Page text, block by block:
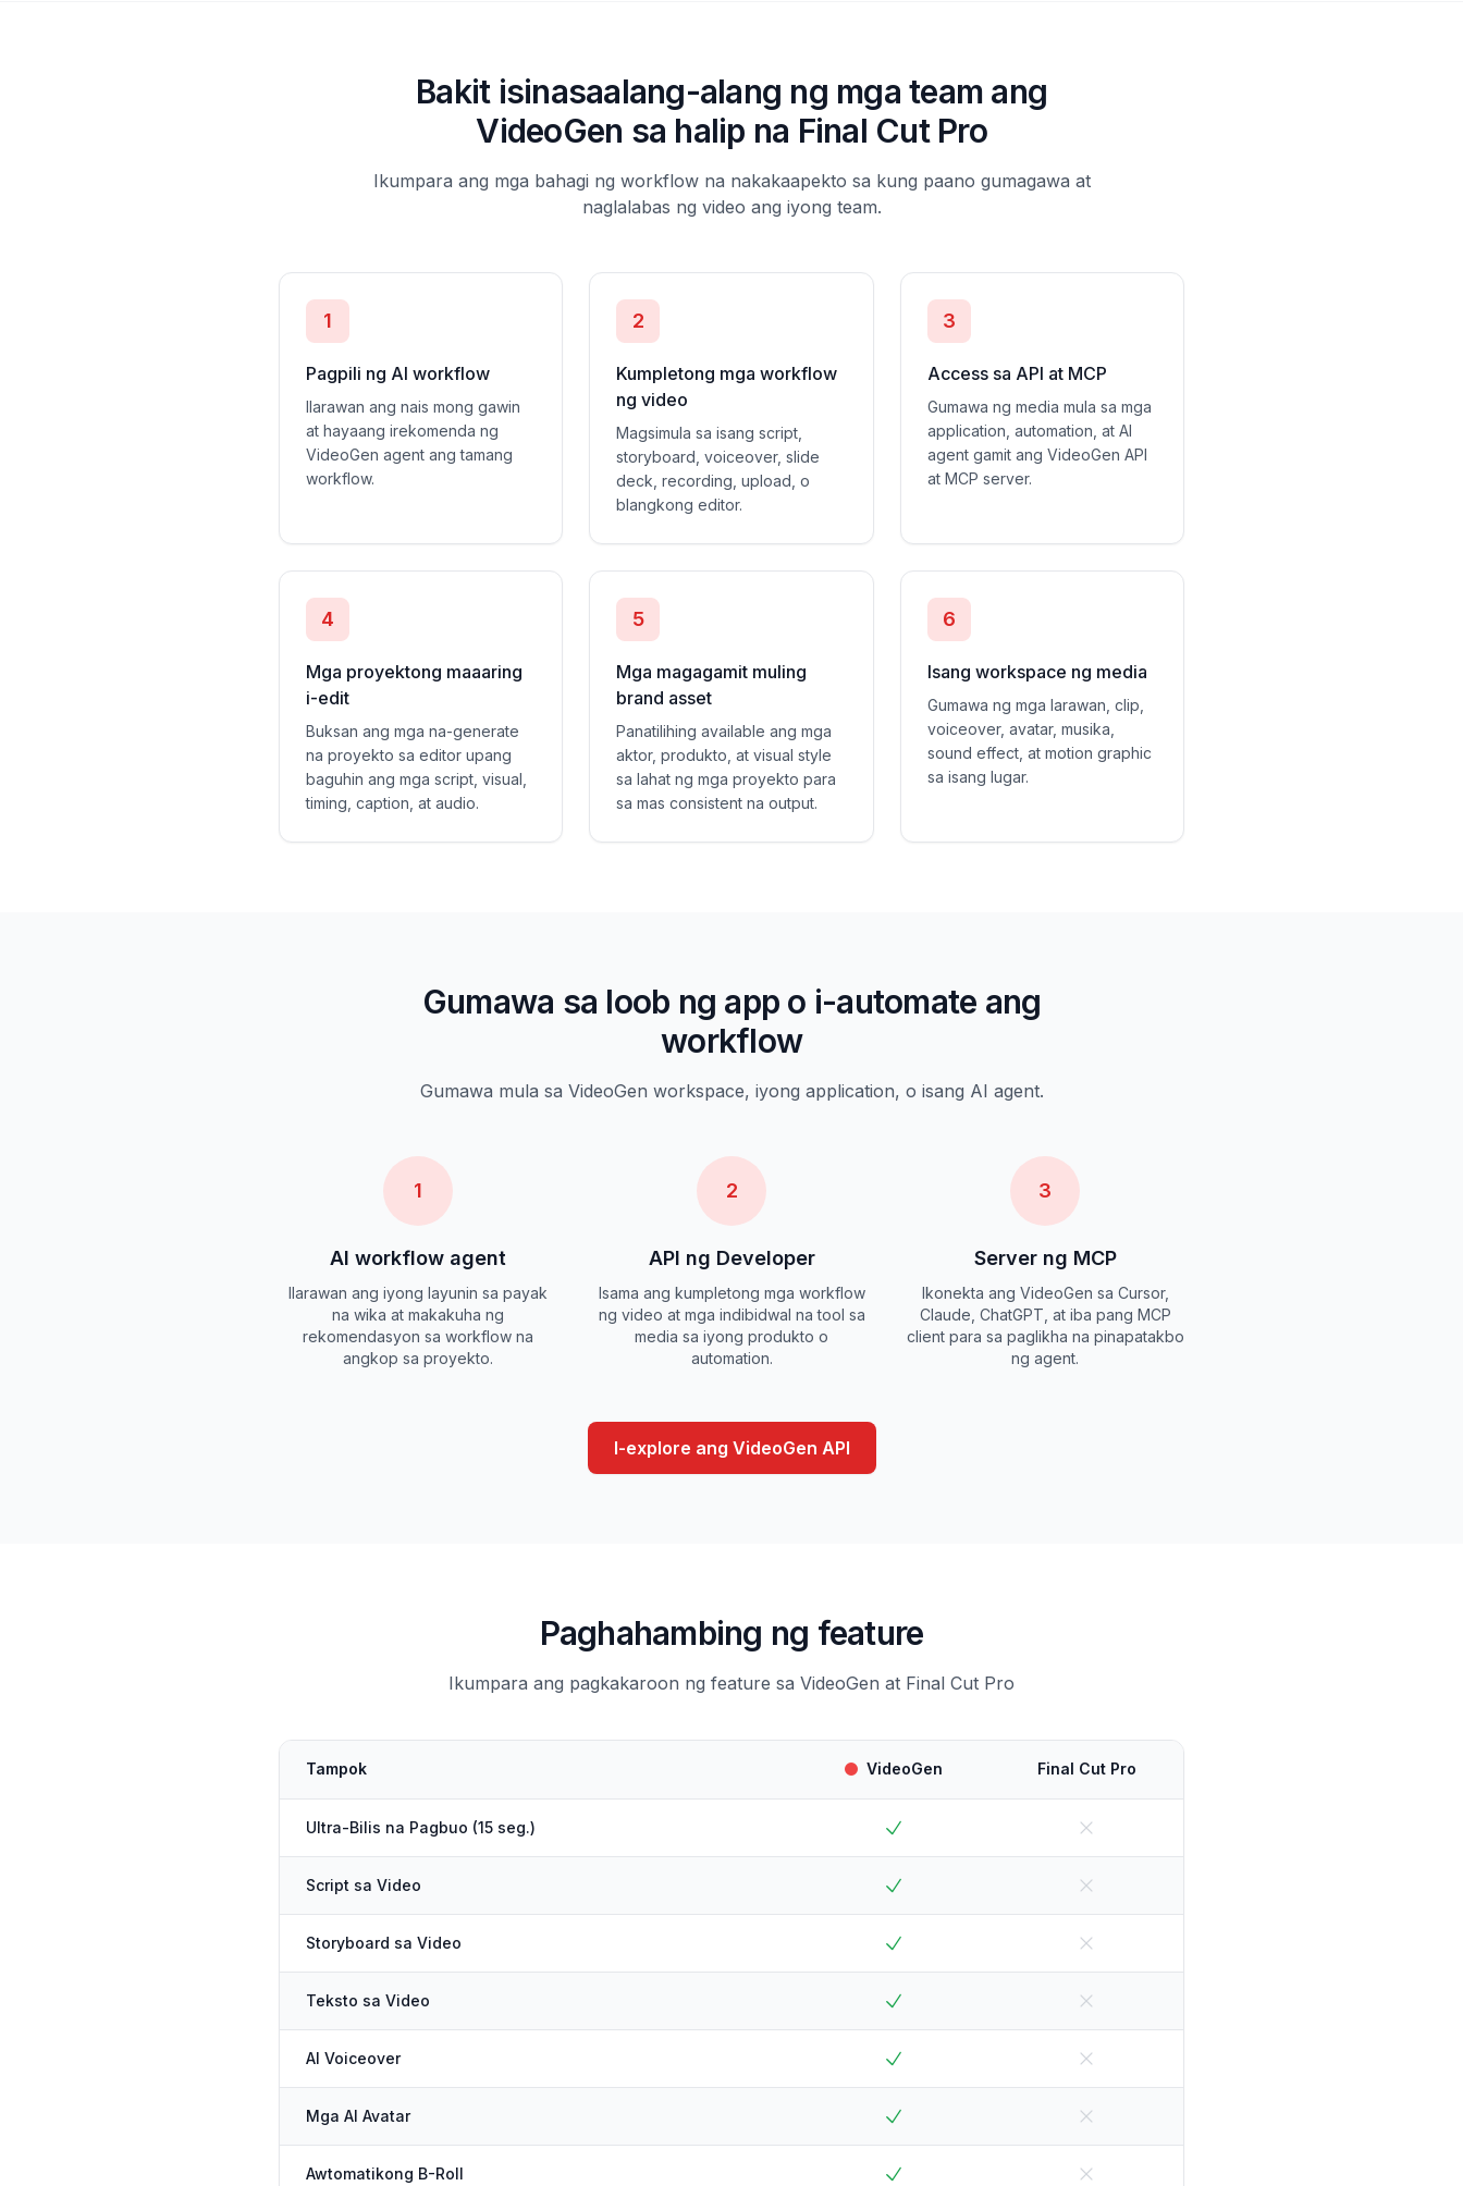
Bakit isinasaalang-alang ng mga team ang
VideoGen sa halip na Final Cut Pro
Ikumpara ang mga bahagi ng workflow na nakakaapekto sa kung paano gumagawa at
naglalabas ng video ang iyong team.
1
Pagpili ng AI workflow
Ilarawan ang nais mong gawin
at hayaang irekomenda ng
VideoGen agent ang tamang
workflow.
2
Kumpletong mga workflow
ng video
Magsimula sa isang script,
storyboard, voiceover, slide
deck, recording, upload, o
blangkong editor.
3
Access sa API at MCP
Gumawa ng media mula sa mga
application, automation, at AI
agent gamit ang VideoGen API
at MCP server.
4
Mga proyektong maaaring
i-edit
Buksan ang mga na-generate
na proyekto sa editor upang
baguhin ang mga script, visual,
timing, caption, at audio.
5
Mga magagamit muling
brand asset
Panatilihing available ang mga
aktor, produkto, at visual style
sa lahat ng mga proyekto para
sa mas consistent na output.
6
Isang workspace ng media
Gumawa ng mga larawan, clip,
voiceover, avatar, musika,
sound effect, at motion graphic
sa isang lugar.
Gumawa sa loob ng app o i-automate ang
workflow
Gumawa mula sa VideoGen workspace, iyong application, o isang AI agent.
1
AI workflow agent
Ilarawan ang iyong layunin sa payak
na wika at makakuha ng
rekomendasyon sa workflow na
angkop sa proyekto.
2
API ng Developer
Isama ang kumpletong mga workflow
ng video at mga indibidwal na tool sa
media sa iyong produkto o
automation.
3
Server ng MCP
Ikonekta ang VideoGen sa Cursor,
Claude, ChatGPT, at iba pang MCP
client para sa paglikha na pinapatakbo
ng agent.
I-explore ang VideoGen API
Paghahambing ng feature
Ikumpara ang pagkakaroon ng feature sa VideoGen at Final Cut Pro
Tampok VideoGen Final Cut Pro
Ultra-Bilis na Pagbuo (15 seg.)
Script sa Video
Storyboard sa Video
Teksto sa Video
AI Voiceover
Mga AI Avatar
Awtomatikong B-Roll